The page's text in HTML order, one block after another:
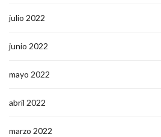
julio 2022
junio 2022
mayo 2022
abril 2022
marzo 2022